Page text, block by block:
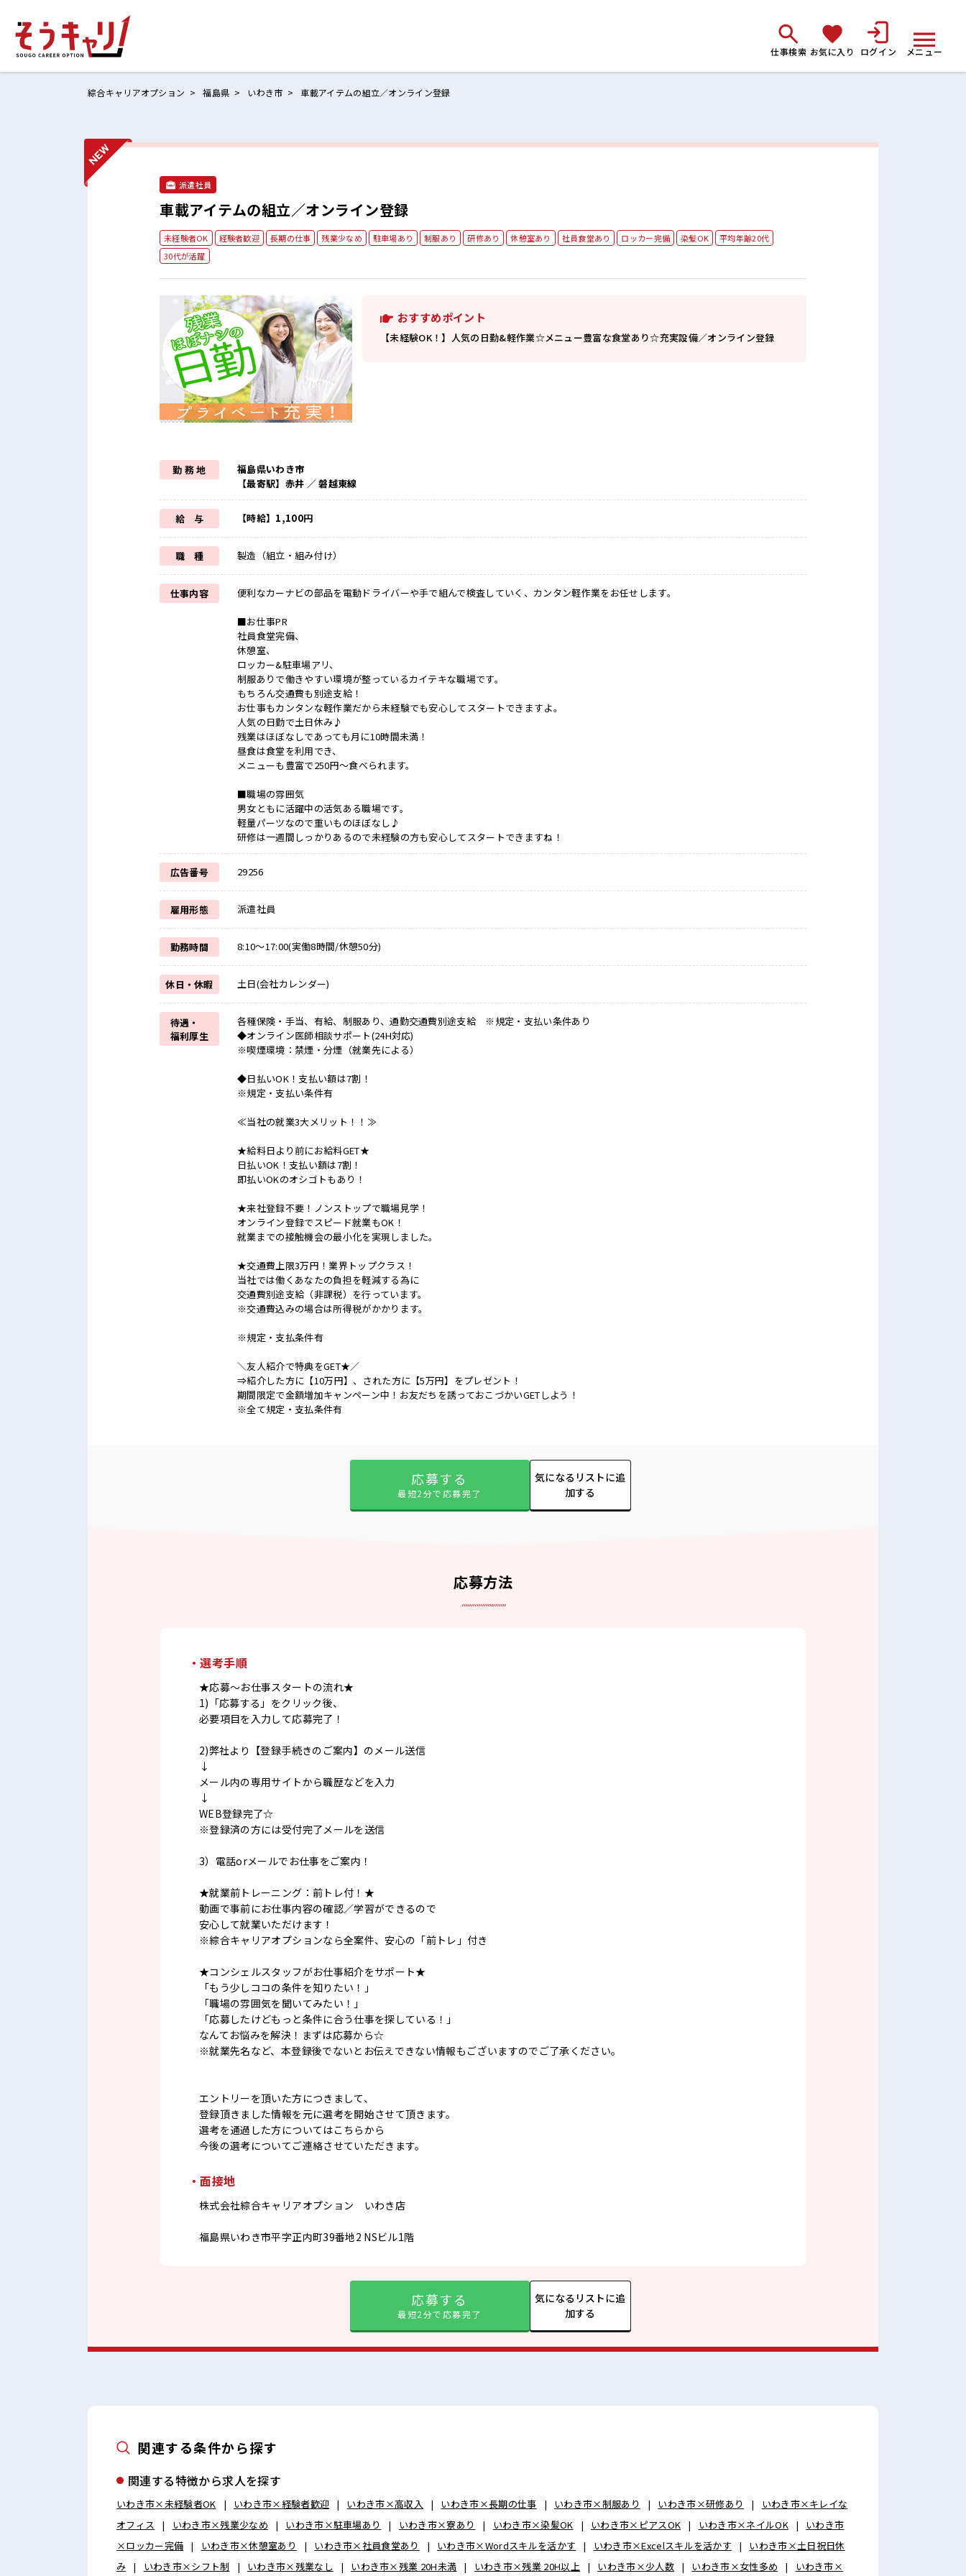
仕事検索 お気に入り ログイン メニュー
ログイン 閉じる
ホームにもどる
お気に入りリスト
お問い合わせ
ログイン
綜合キャリアオプション 福島県 いわき市 車載アイテムの組立／オンライン登録
派遣社員
車載アイテムの組立／オンライン登録
未経験者OK 経験者歓迎 長期の仕事 残業少なめ 駐車場あり 制服あり 研修あり 休憩室あり 社員食堂あり ロッカー完備 染髪OK
平均年齢20代
30代が活躍
おすすめポイント
【未経験OK！】人気の日勤&軽作業☆メニュー豊富な食堂あり☆充実設備／オンライン登録
勤 務 地
福島県いわき市
【最寄駅】赤井 ／ 磐越東線
給 与 【時給】1,100円
職 種 製造（組立・組み付け）
仕事内容 便利なカーナビの部品を電動ドライバーや手で組んで検査していく、カンタン軽作業をお任せします。
■お仕事PR
社員食堂完備、
休憩室、
ロッカー&駐車場アリ、
制服ありで働きやすい環境が整っているカイテキな職場です。
もちろん交通費も別途支給！
お仕事もカンタンな軽作業だから未経験でも安心してスタートできますよ。
人気の日勤で土日休み♪
残業はほぼなしであっても月に10時間未満！
昼食は食堂を利用でき、
メニューも豊富で250円～食べられます。
■職場の雰囲気
男女ともに活躍中の活気ある職場です。
軽量パーツなので重いものほぼなし♪
研修は一週間しっかりあるので未経験の方も安心してスタートできますね！
広告番号 29256
雇用形態 派遣社員
勤務時間 8:10～17:00(実働8時間/休憩50分)
休日・休暇 土日(会社カレンダー)
待遇・
福利厚生
各種保険・手当、有給、制服あり、通勤交通費別途支給 ※規定・支払い条件あり
◆オンライン医師相談サポート(24H対応)
※喫煙環境：禁煙・分煙（就業先による）
◆日払いOK！支払い額は7割！
※規定・支払い条件有
≪当社の就業3大メリット！！≫
★給料日より前にお給料GET★
日払いOK！支払い額は7割！
即払いOKのオシゴトもあり！
★来社登録不要！ノンストップで職場見学！
オンライン登録でスピード就業もOK！
就業までの接触機会の最小化を実現しました。
★交通費上限3万円！業界トップクラス！
当社では働くあなたの負担を軽減する為に
交通費別途支給（非課税）を行っています。
※交通費込みの場合は所得税がかかります。
※規定・支払条件有
＼友人紹介で特典をGET★／
⇒紹介した方に【10万円】、された方に【5万円】をプレゼント！
期間限定で金額増加キャンペーン中！お友だちを誘っておこづかいGETしよう！
※全て規定・支払条件有
応募する
最短2分で応募完了
気になるリストに追
加する
応募方法
・選考手順
★応募～お仕事スタートの流れ★
1)「応募する」をクリック後、
必要項目を入力して応募完了！
2)弊社より【登録手続きのご案内】のメール送信
↓
メール内の専用サイトから職歴などを入力
↓
WEB登録完了☆
※登録済の方には受付完了メールを送信
3）電話orメールでお仕事をご案内！
★就業前トレーニング：前トレ付！★
動画で事前にお仕事内容の確認／学習ができるので
安心して就業いただけます！
※綜合キャリアオプションなら全案件、安心の「前トレ」付き
★コンシェルスタッフがお仕事紹介をサポート★
「もう少しココの条件を知りたい！」
「職場の雰囲気を聞いてみたい！」
「応募したけどもっと条件に合う仕事を探している！」
なんてお悩みを解決！まずは応募から☆
※就業先名など、本登録後でないとお伝えできない情報もございますのでご了承ください。
エントリーを頂いた方につきまして、
登録頂きました情報を元に選考を開始させて頂きます。
選考を通過した方についてはこちらから
今後の選考についてご連絡させていただきます。
・面接地
株式会社綜合キャリアオプション いわき店
福島県いわき市平字正内町39番地2 NSビル1階
応募する
最短2分で応募完了
気になるリストに追
加する
関連する条件から探す
関連する特徴から求人を探す
いわき市×未経験者OK いわき市×経験者歓迎 いわき市×高収入 いわき市×長期の仕事 いわき市×制服あり いわき市×研修あり
いわき市×キレイな
オフィス
いわき市×残業少なめ いわき市×駐車場あり いわき市×寮あり いわき市×染髪OK いわき市×ピアスOK いわき市×ネイルOK
いわき市
×ロッカー完備
いわき市×休憩室あり いわき市×社員食堂あり いわき市×Wordスキルを活かす いわき市×Excelスキルを活かす
いわき市×土日祝日休
み
いわき市×シフト制 いわき市×残業なし いわき市×残業 20H未満 いわき市×残業 20H以上 いわき市×少人数 いわき市×女性多め いわき市×